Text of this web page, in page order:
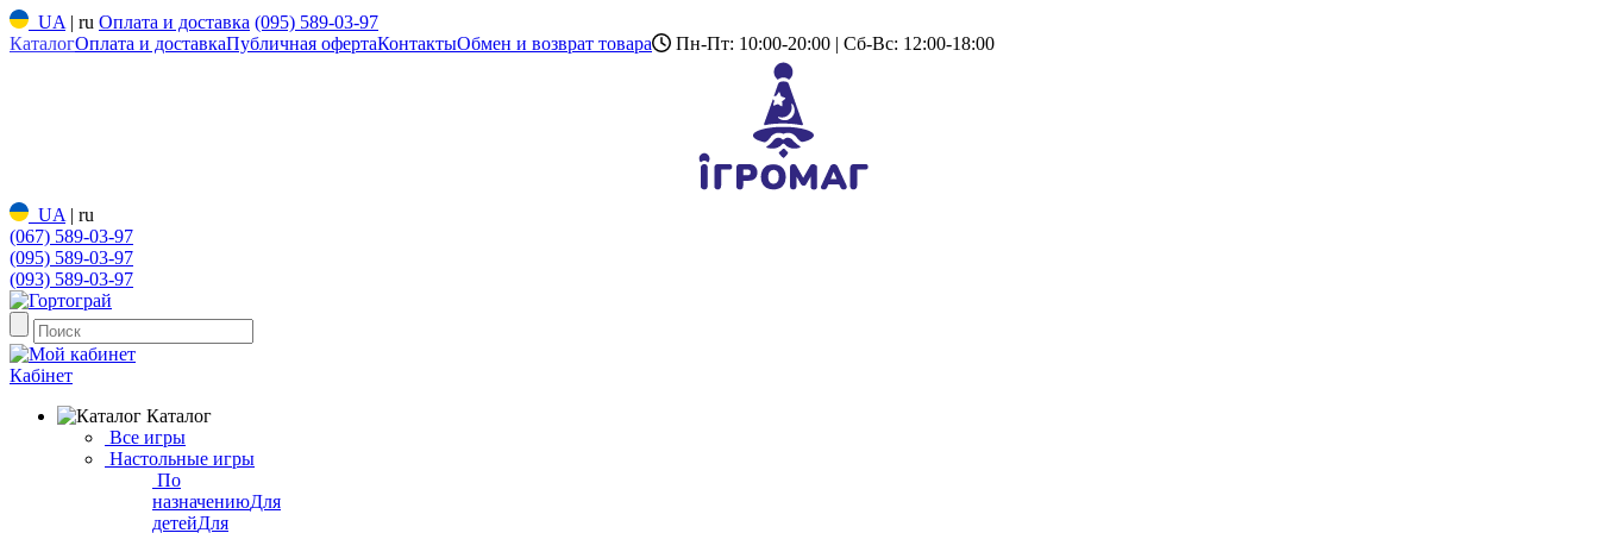
UA | ru Оплата и доставка (095) 589-03-97
КаталогОплата и доставкаПубличная офертаКонтактыОбмен и возврат товара Пн-Пт: 10:00-20:00 | Сб-Вс: 12:00-18:00
UA | ru
(067) 589-03-97
(095) 589-03-97
(093) 589-03-97
Кабінет
Каталог
Все игры
Настольные игры
По
назначениюДля
детейДля